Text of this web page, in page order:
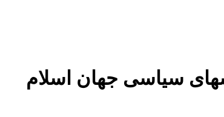
سیاسی جهان اسلام